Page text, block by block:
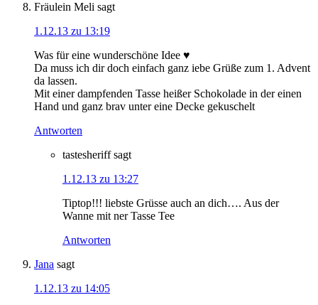
Fräulein Meli sagt
1.12.13 zu 13:19
Was für eine wunderschöne Idee ♥
Da muss ich dir doch einfach ganz iebe Grüße zum 1. Advent
da lassen.
Mit einer dampfenden Tasse heißer Schokolade in der einen
Hand und ganz brav unter eine Decke gekuschelt
Antworten
tastesheriff sagt
1.12.13 zu 13:27
Tiptop!!! liebste Grüsse auch an dich…. Aus der
Wanne mit ner Tasse Tee
Antworten
Jana sagt
1.12.13 zu 14:05